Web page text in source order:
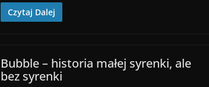
Czytaj Dalej
Bubble – historia małej syrenki, ale
bez syrenki